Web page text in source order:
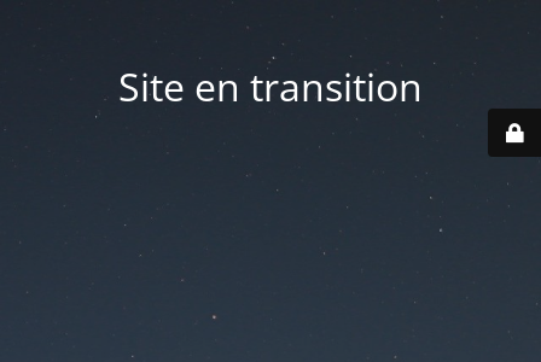
Site en transition